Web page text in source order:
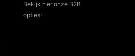
Bekijk hier onze B2B
opties!